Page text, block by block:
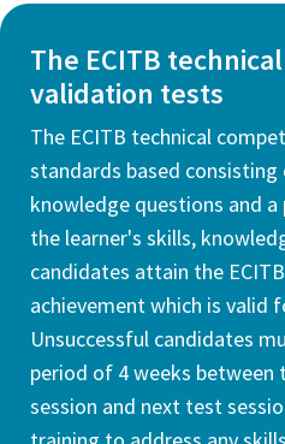
The ECITB
validation tests
The ECITB technical
standards based
knowledge questions and
the learner's skills,
candidates attain the
achievement which is valid
Unsuccessful candidates
period of 4 weeks between
session and next test